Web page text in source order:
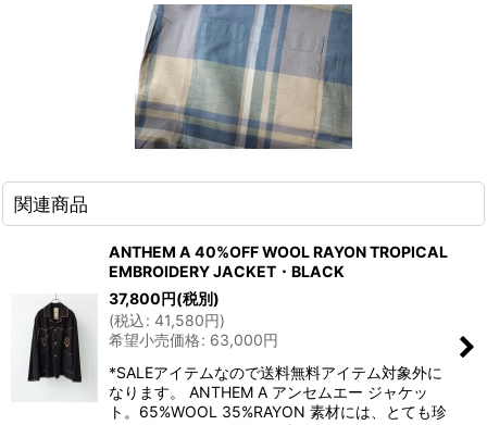
関連商品
ANTHEM A 40%OFF WOOL RAYON TROPICAL
EMBROIDERY JACKET・BLACK
37,800 円(税別)
(税込: 41,580円)
希望小売価格: 63,000円
*SALEアイテムなので送料無料アイテム対象外に
なります。 ANTHEM A アンセムエー ジャケッ
ト。65%WOOL 35%RAYON 素材には、とても珍